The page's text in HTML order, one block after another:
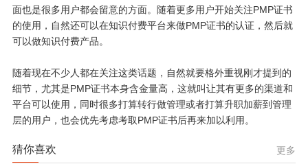
面也是很多用户都会留意的方面。随着更多用户开始关注PMP证书
的使用，自然还可以在知识付费平台来做PMP证书的认证，然后就
可以做知识付费产品。
随着现在不少人都在关注这类话题，自然就要格外重视刚才提到的
细节，尤其是PMP证书本身含金量高，这就叫让其有更多的渠道和
平台可以使用，同时很多打算转行做管理或者打算升职加薪到管理
层的用户，也会优先考虑考取PMP证书后再来加以利用。
猜你喜欢 更多